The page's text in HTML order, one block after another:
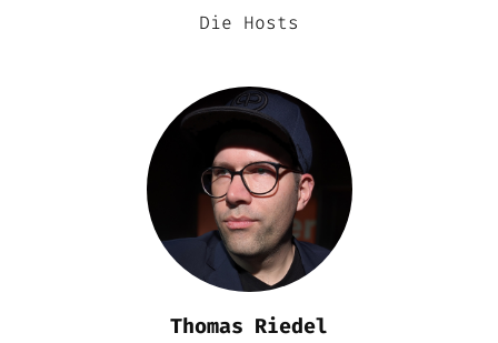
Die Hosts
Thomas Riedel